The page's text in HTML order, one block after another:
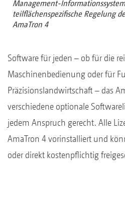
Management-
teilflächenspezifische Regelung
AmaTron 4
Software für jeden – ob für die
Maschinenbedienung oder für
Präzisionslandwirtschaft – das
verschiedene optionale
jedem Anspruch gerecht. Alle
AmaTron 4 vorinstalliert und
oder direkt kostenpflichtig